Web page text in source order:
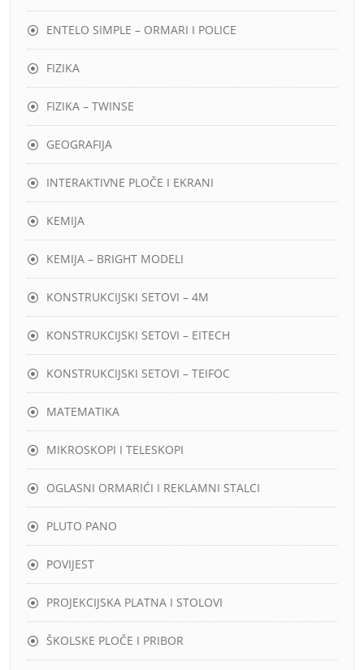
ENTELO SIMPLE – ORMARI I POLICE
FIZIKA
FIZIKA – TWINSE
GEOGRAFIJA
INTERAKTIVNE PLOČE I EKRANI
KEMIJA
KEMIJA – BRIGHT MODELI
KONSTRUKCIJSKI SETOVI – 4M
KONSTRUKCIJSKI SETOVI – EITECH
KONSTRUKCIJSKI SETOVI – TEIFOC
MATEMATIKA
MIKROSKOPI I TELESKOPI
OGLASNI ORMARIĆI I REKLAMNI STALCI
PLUTO PANO
POVIJEST
PROJEKCIJSKA PLATNA I STOLOVI
ŠKOLSKE PLOČE I PRIBOR